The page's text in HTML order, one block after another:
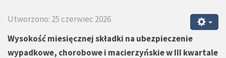
Utworzono: 25 czerwiec 2026
Wysokość miesięcznej składki na ubezpieczenie
wypadkowe, chorobowe i macierzyńskie w III kwartale